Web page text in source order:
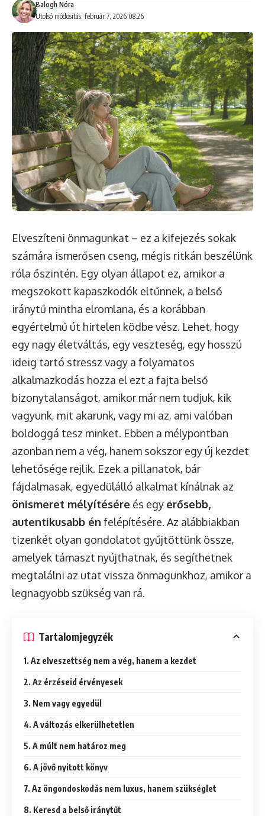
Utolsó módosítás: február 7, 2026 08:26
Balogh Nóra
Elveszíteni önmagunkat – ez a kifejezés sokak
számára ismerősen cseng, mégis ritkán beszélünk
róla őszintén. Egy olyan állapot ez, amikor a
megszokott kapaszkodók eltűnnek, a belső
iránytű mintha elromlana, és a korábban
egyértelmű út hirtelen ködbe vész. Lehet, hogy
egy nagy életváltás, egy veszteség, egy hosszú
ideig tartó stressz vagy a folyamatos
alkalmazkodás hozza el ezt a fajta belső
bizonytalanságot, amikor már nem tudjuk, kik
vagyunk, mit akarunk, vagy mi az, ami valóban
boldoggá tesz minket. Ebben a mélypontban
azonban nem a vég, hanem sokszor egy új kezdet
lehetősége rejlik. Ezek a pillanatok, bár
fájdalmasak, egyedülálló alkalmat kínálnak az
önismeret mélyítésére és egy erősebb,
autentikusabb én felépítésére. Az alábbiakban
tizenkét olyan gondolatot gyűjtöttünk össze,
amelyek támaszt nyújthatnak, és segíthetnek
megtalálni az utat vissza önmagunkhoz, amikor a
legnagyobb szükség van rá.
Tartalomjegyzék
1. Az elveszettség nem a vég, hanem a kezdet
2. Az érzéseid érvényesek
3. Nem vagy egyedül
4. A változás elkerülhetetlen
5. A múlt nem határoz meg
6. A jövő nyitott könyv
7. Az öngondoskodás nem luxus, hanem szükséglet
8. Keresd a belső iránytűt